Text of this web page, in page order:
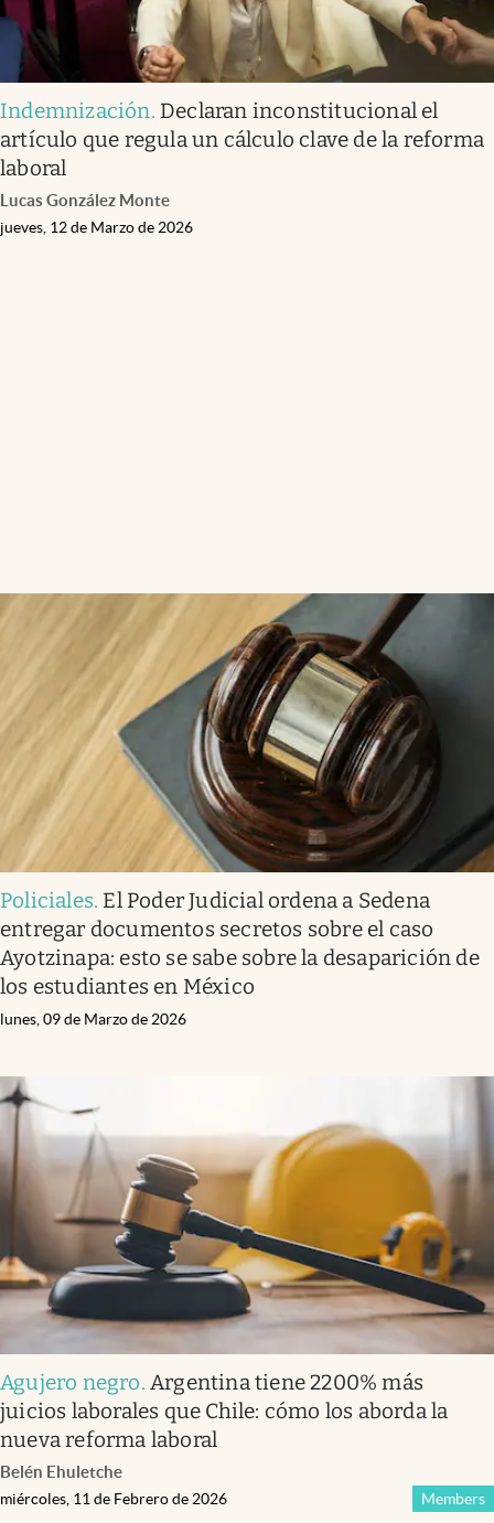
Indemnización. Declaran inconstitucional el
artículo que regula un cálculo clave de la reforma
laboral
Lucas González Monte
jueves, 12 de Marzo de 2026
Policiales. El Poder Judicial ordena a Sedena
entregar documentos secretos sobre el caso
Ayotzinapa: esto se sabe sobre la desaparición de
los estudiantes en México
lunes, 09 de Marzo de 2026
Agujero negro.Argentina tiene 2200% más
juicios laborales que Chile: cómo los aborda la
nueva reforma laboral
Belén Ehuletche
Members
miércoles, 11 de Febrero de 2026